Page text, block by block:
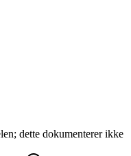
dette dokumenterer ikke